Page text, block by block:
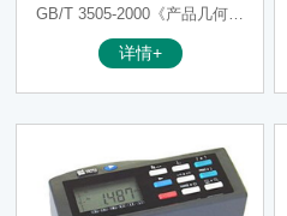
GB/T 3505-2000《产品几何技
术规范 表面结构 轮廓法 表面结
构的述语、定义及参数》、符合
称特性》。
详情+